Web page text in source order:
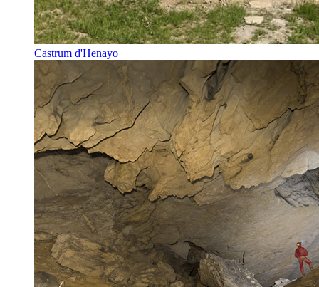
Castrum d'Henayo